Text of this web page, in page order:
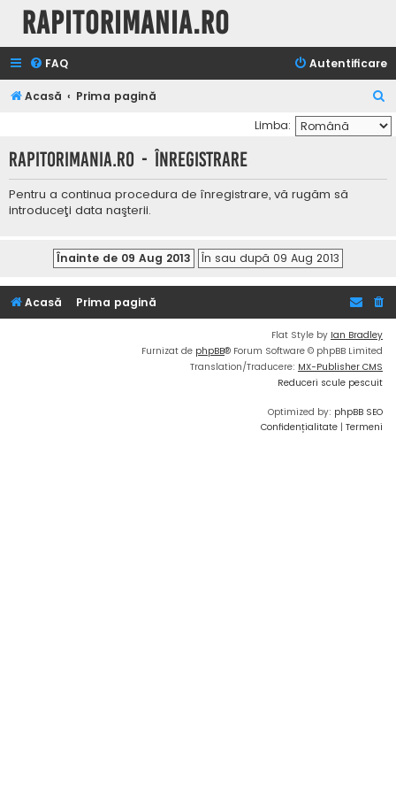
Rapitorimania.ro
FAQ Autentificare
Acasă Prima pagină
ă
u
Limba:
Rapitorimania.ro - Înregistrare
Pentru a continua procedura de înregistrare, vă rugăm să
introduceţi data naşterii.
Acasă Prima pagină
Flat Style by Ian Bradley
Furnizat de phpBB® Forum Software © phpBB Limited
Translation/Traducere: MX-Publisher CMS
Reduceri scule pescuit
Optimized by: phpBB SEO
Confidențialitate | Termeni